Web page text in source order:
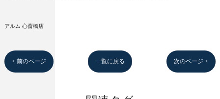
アルム 心斎橋店
< 前のページ 一覧に戻る 次のページ >